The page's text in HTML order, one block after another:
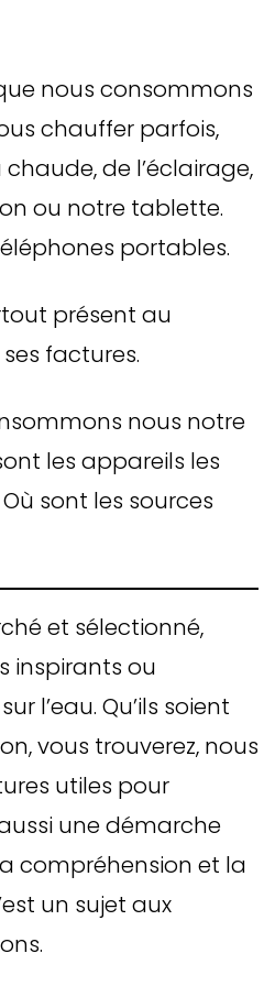
nous consommons
chauffer parfois,
de l’éclairage,
ou notre tablette.
portables.
présent au
factures.
nous notre
les appareils les
sont les sources
et sélectionné,
inspirants ou
l’eau. Qu’ils soient
vous trouverez, nous
utiles pour
une démarche
compréhension et la
un sujet aux